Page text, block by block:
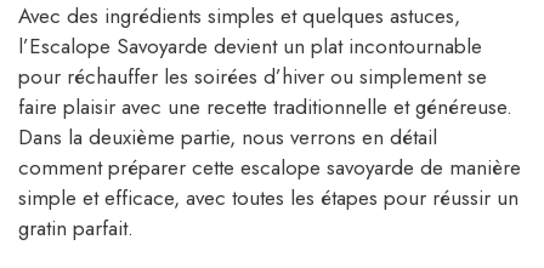
Avec des ingrédients simples et quelques astuces,
l’Escalope Savoyarde devient un plat incontournable
pour réchauffer les soirées d’hiver ou simplement se
faire plaisir avec une recette traditionnelle et généreuse.
Dans la deuxième partie, nous verrons en détail
comment préparer cette escalope savoyarde de manière
simple et efficace, avec toutes les étapes pour réussir un
gratin parfait.